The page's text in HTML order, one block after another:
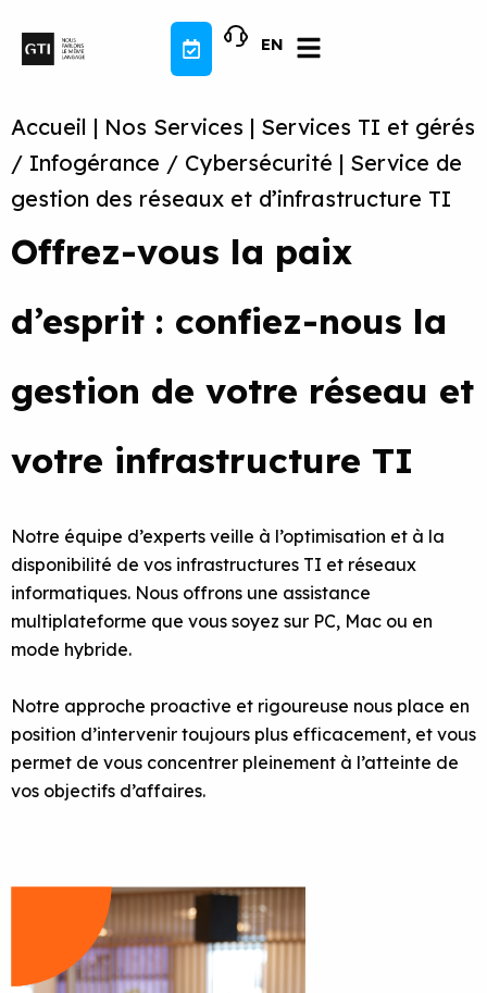
contenu
EN
Accueil | Nos Services | Services TI et gérés
/ Infogérance / Cybersécurité | Service de
gestion des réseaux et d’infrastructure TI
Offrez-vous la paix
d’esprit : confiez-nous la
gestion de votre réseau et
votre infrastructure TI
Notre équipe d’experts veille à l’optimisation et à la
disponibilité de vos infrastructures TI et réseaux
informatiques. Nous offrons une assistance
multiplateforme que vous soyez sur PC, Mac ou en
mode hybride.
Notre approche proactive et rigoureuse nous place en
position d’intervenir toujours plus efficacement, et vous
permet de vous concentrer pleinement à l’atteinte de
vos objectifs d’affaires.